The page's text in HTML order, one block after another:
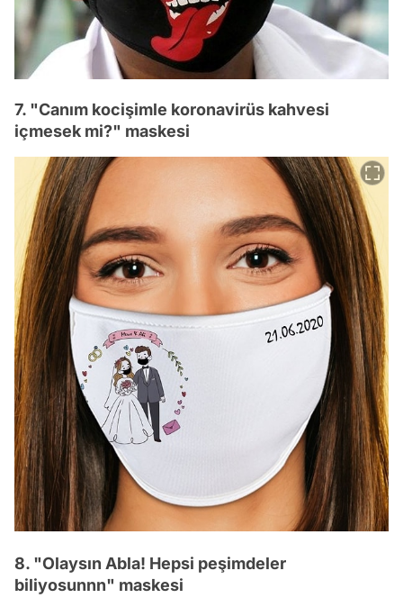
7. "Canım kocişimle koronavirüs kahvesi
içmesek mi?" maskesi
8. "Olaysın Abla! Hepsi peşimdeler
biliyosunnn" maskesi